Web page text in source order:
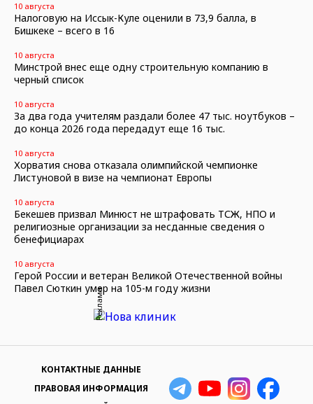
10 августа
Налоговую на Иссык-Куле оценили в 73,9 балла, в
Бишкеке – всего в 16
10 августа
Минстрой внес еще одну строительную компанию в
черный список
10 августа
За два года учителям раздали более 47 тыс. ноутбуков –
до конца 2026 года передадут еще 16 тыс.
10 августа
Хорватия снова отказала олимпийской чемпионке
Листуновой в визе на чемпионат Европы
10 августа
Бекешев призвал Минюст не штрафовать ТСЖ, НПО и
религиозные организации за несданные сведения о
бенефициарах
10 августа
Герой России и ветеран Великой Отечественной войны
Павел Сюткин умер на 105-м году жизни
Реклама
КОНТАКТНЫЕ ДАННЫЕ
ПРАВОВАЯ ИНФОРМАЦИЯ